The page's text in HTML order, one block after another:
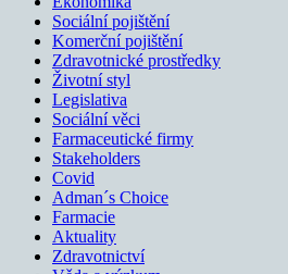
Sociální pojištění
Komerční pojištění
Zdravotnické prostředky
Životní styl
Legislativa
Sociální věci
Farmaceutické firmy
Stakeholders
Covid
Adman´s Choice
Farmacie
Aktuality
Zdravotnictví